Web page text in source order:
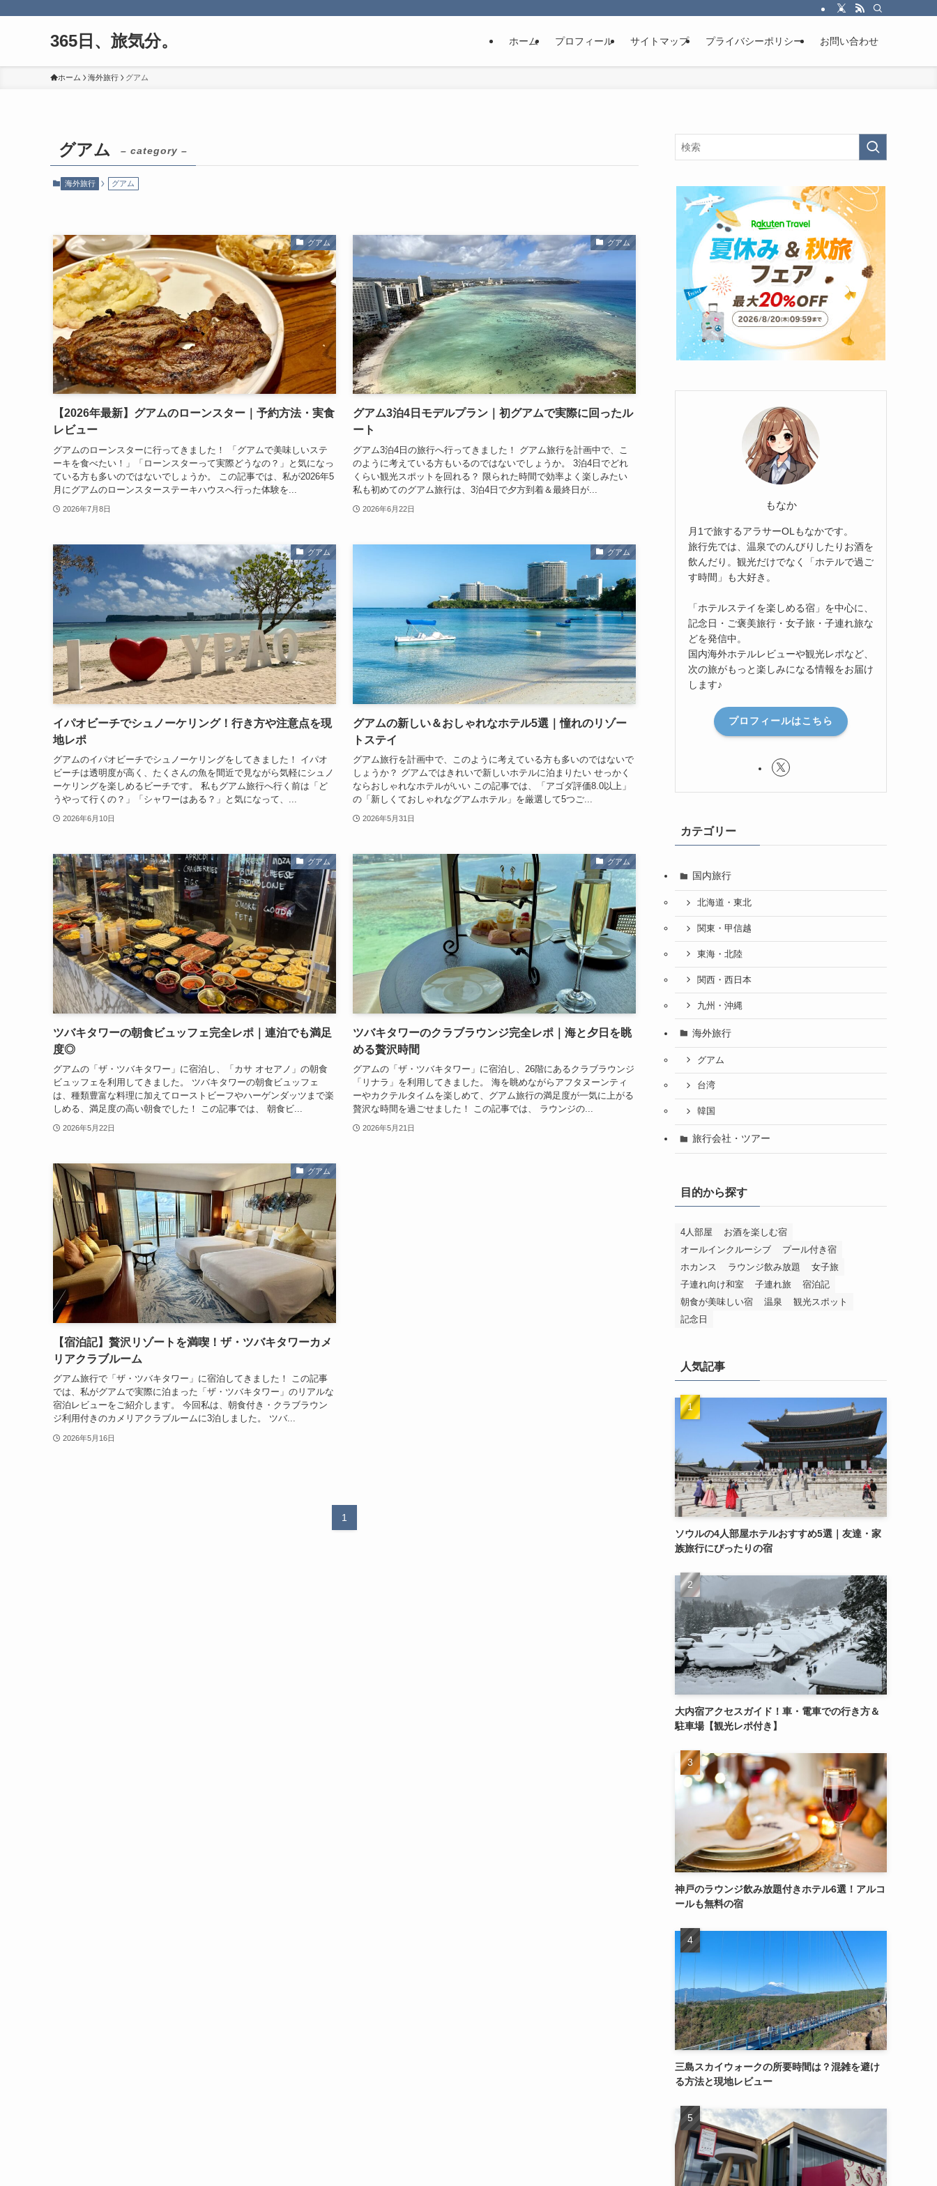
365日、旅気分。 ホーム プロフィール サイトマップ プライバシーポリシー お問い合わせ
ホーム 海外旅行 グアム
グアム – category –
海外旅行 グアム
グアム
【2026年最新】グアムのローンスター｜予約方法・実食
レビュー
グアムのローンスターに行ってきました！ 「グアムで美味しいステ
ーキを食べたい！」「ローンスターって実際どうなの？」と気になっ
ている方も多いのではないでしょうか。 この記事では、私が2026年5
月にグアムのローンスターステーキハウスへ行った体験を...
2026年7月8日
グアム
グアム3泊4日モデルプラン｜初グアムで実際に回ったル
ート
グアム3泊4日の旅行へ行ってきました！ グアム旅行を計画中で、こ
のように考えている方もいるのではないでしょうか。 3泊4日でどれ
くらい観光スポットを回れる？ 限られた時間で効率よく楽しみたい
私も初めてのグアム旅行は、3泊4日で夕方到着＆最終日が...
2026年6月22日
グアム
イパオビーチでシュノーケリング！行き方や注意点を現
地レポ
グアムのイパオビーチでシュノーケリングをしてきました！ イパオ
ビーチは透明度が高く、たくさんの魚を間近で見ながら気軽にシュノ
ーケリングを楽しめるビーチです。 私もグアム旅行へ行く前は「ど
うやって行くの？」「シャワーはある？」と気になって、...
2026年6月10日
グアム
グアムの新しい＆おしゃれなホテル5選｜憧れのリゾー
トステイ
グアム旅行を計画中で、このように考えている方も多いのではないで
しょうか？ グアムではきれいで新しいホテルに泊まりたい せっかく
ならおしゃれなホテルがいい この記事では、「アゴダ評価8.0以上」
の「新しくておしゃれなグアムホテル」を厳選して5つご...
2026年5月31日
グアム
ツバキタワーの朝食ビュッフェ完全レポ｜連泊でも満足
度◎
グアムの「ザ・ツバキタワー」に宿泊し、「カサ オセアノ」の朝食
ビュッフェを利用してきました。 ツバキタワーの朝食ビュッフェ
は、種類豊富な料理に加えてローストビーフやハーゲンダッツまで楽
しめる、満足度の高い朝食でした！ この記事では、 朝食ビ...
2026年5月22日
グアム
ツバキタワーのクラブラウンジ完全レポ｜海と夕日を眺
める贅沢時間
グアムの「ザ・ツバキタワー」に宿泊し、26階にあるクラブラウンジ
「リナラ」を利用してきました。 海を眺めながらアフタヌーンティ
ーやカクテルタイムを楽しめて、グアム旅行の満足度が一気に上がる
贅沢な時間を過ごせました！ この記事では、 ラウンジの...
2026年5月21日
グアム
【宿泊記】贅沢リゾートを満喫！ザ・ツバキタワーカメ
リアクラブルーム
グアム旅行で「ザ・ツバキタワー」に宿泊してきました！ この記事
では、私がグアムで実際に泊まった「ザ・ツバキタワー」のリアルな
宿泊レビューをご紹介します。 今回私は、朝食付き・クラブラウン
ジ利用付きのカメリアクラブルームに3泊しました。 ツバ...
2026年5月16日
1
もなか
月1で旅するアラサーOLもなかです。
旅行先では、温泉でのんびりしたりお酒を
飲んだり。観光だけでなく「ホテルで過ご
す時間」も大好き。
「ホテルステイを楽しめる宿」を中心に、
記念日・ご褒美旅行・女子旅・子連れ旅な
どを発信中。
国内海外ホテルレビューや観光レポなど、
次の旅がもっと楽しみになる情報をお届け
します♪
プロフィールはこちら
カテゴリー
国内旅行
北海道・東北
関東・甲信越
東海・北陸
関西・西日本
九州・沖縄
海外旅行
グアム
台湾
韓国
旅行会社・ツアー
目的から探す
4人部屋
お酒を楽しむ宿
オールインクルーシブ
プール付き宿
ホカンス
ラウンジ飲み放題
女子旅
子連れ向け和室
子連れ旅
宿泊記
朝食が美味しい宿
温泉
観光スポット
記念日
人気記事
ソウルの4人部屋ホテルおすすめ5選｜友達・家
族旅行にぴったりの宿
大内宿アクセスガイド！車・電車での行き方＆
駐車場【観光レポ付き】
神戸のラウンジ飲み放題付きホテル6選！アルコ
ールも無料の宿
三島スカイウォークの所要時間は？混雑を避け
る方法と現地レビュー